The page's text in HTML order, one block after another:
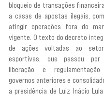
bloqueio de transações
a casas de apostas ilegais,
atingir operações fora do
vigente. O texto do decreto
de ações voltadas ao
esportivas, que passou por
liberação e
governos anteriores e
a presidência de Luiz Inácio